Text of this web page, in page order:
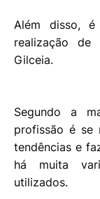
Além disso,
realização de
Gilceia.
Segundo a
profissão é se
tendências e
há muita
utilizados.